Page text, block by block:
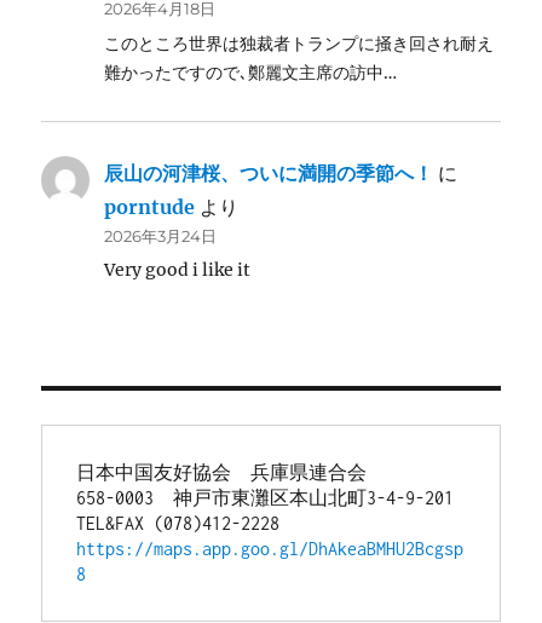
2026年4月18日
このところ世界は独裁者トランプに掻き回され耐え
難かったですので､鄭麗文主席の訪中…
辰山の河津桜、ついに満開の季節へ！ に
porntude より
2026年3月24日
Very good i like it
日本中国友好協会　兵庫県連合会
658-0003　神戸市東灘区本山北町3-4-9-201
TEL&FAX (078)412-2228
https://maps.app.goo.gl/DhAkeaBMHU2Bcgsp
8